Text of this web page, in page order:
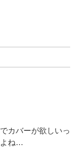
カバーが欲しいっ
よね…